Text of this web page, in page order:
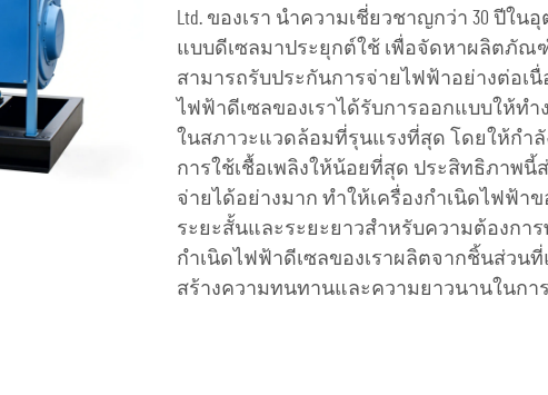
Ltd. ของเรา นำความเชี่ยวชาญกว่า 30 ปีใ
แบบดีเซลมาประยุกต์ใช้ เพื่อจัดหาผลิตภั
สามารถรับประกันการจ่ายไฟฟ้าอย่างต่อเนื่
ไฟฟ้าดีเซลของเราได้รับการออกแบบให้ท
ในสภาวะแวดล้อมที่รุนแรงที่สุด โดยให้กำ
การใช้เชื้อเพลิงให้น้อยที่สุด ประสิทธิภาพ
จ่ายได้อย่างมาก ทำให้เครื่องกำเนิดไฟฟ้า
ระยะสั้นและระยะยาวสำหรับความต้องกา
กำเนิดไฟฟ้าดีเซลของเราผลิตจากชิ้นส่วน
สร้างความทนทานและความยาวนานในกา